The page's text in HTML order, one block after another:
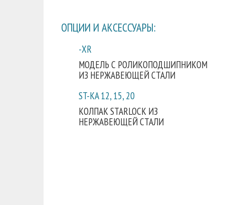
ОПЦИИ И АКСЕССУАРЫ:
-XR
МОДЕЛЬ С РОЛИКОПОДШИПНИКОМ
ИЗ НЕРЖАВЕЮЩЕЙ СТАЛИ
ST-KA 12, 15, 20
КОЛПАК STARLOCK ИЗ
НЕРЖАВЕЮЩЕЙ СТАЛИ